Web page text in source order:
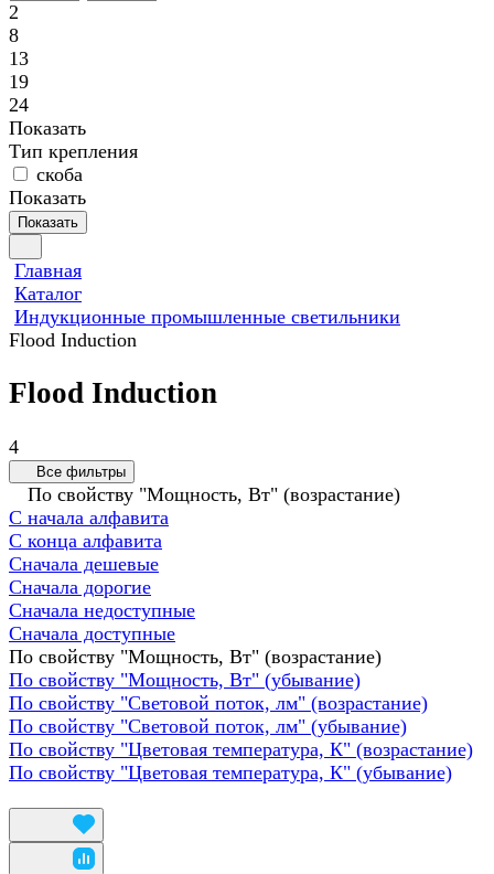
2
8
13
19
24
Показать
Тип крепления
скоба
Показать
Показать
Главная
Каталог
Индукционные промышленные светильники
Flood Induction
Flood Induction
4
Все фильтры
По свойству "Мощность, Вт" (возрастание)
С начала алфавита
С конца алфавита
Сначала дешевые
Сначала дорогие
Сначала недоступные
Сначала доступные
По свойству "Мощность, Вт" (возрастание)
По свойству "Мощность, Вт" (убывание)
По свойству "Световой поток, лм" (возрастание)
По свойству "Световой поток, лм" (убывание)
По свойству "Цветовая температура, К" (возрастание)
По свойству "Цветовая температура, К" (убывание)